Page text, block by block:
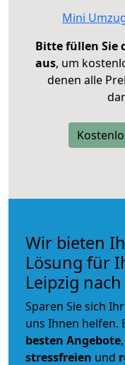
Mini
Bitte füllen Sie
aus, um
denen alle
Wir bieten
Lösung für
Leipzig
Sparen Sie sich
uns Ihnen helfen.
besten Angebote
stressfreien und